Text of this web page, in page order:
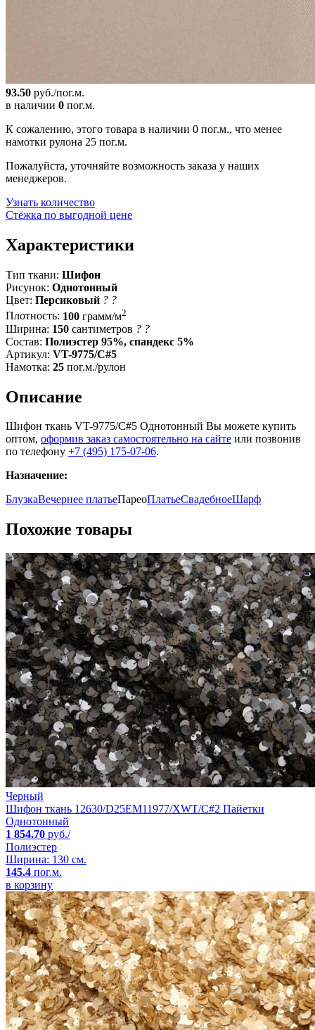
93.50 руб./пог.м.
в наличии 0 пог.м.
К сожалению, этого товара в наличии 0 пог.м., что менее
намотки рулона 25 пог.м.
Пожалуйста, уточняйте возможность заказа у наших
менеджеров.
Узнать количество
Стёжка по выгодной цене
Характеристики
Тип ткани: Шифон
Рисунок: Однотонный
Цвет: Персиковый ? ?
Плотность: 100 грамм/м2
Ширина: 150 сантиметров ? ?
Состав: Полиэстер 95%, спандекс 5%
Артикул: VT-9775/C#5
Намотка: 25 пог.м./рулон
Описание
Шифон ткань VT-9775/C#5 Однотонный Вы можете купить
оптом, оформив заказ самостоятельно на сайте или позвонив
по телефону +7 (495) 175-07-06.
Назначение:
БлузкаВечернее платьеПареоПлатьеСвадебноеШарф
Похожие товары
Черный
Шифон ткань 12630/D25EM11977/XWT/C#2 Пайетки
Однотонный
1 854.70 руб./
Полиэстер
Ширина: 130 см.
145.4 пог.м.
в корзину